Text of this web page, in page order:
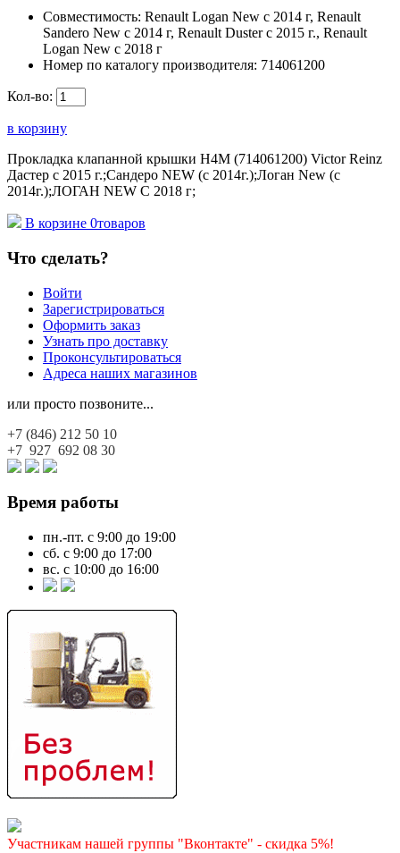
Совместимость: Renault Logan New с 2014 г, Renault
Sandero New с 2014 г, Renault Duster с 2015 г., Renault
Logan New с 2018 г
Номер по каталогу производителя: 714061200
Кол-во:
в корзину
Прокладка клапанной крышки H4M (714061200) Victor Reinz
Дастер с 2015 г.;Сандеро NEW (с 2014г.);Логан New (с
2014г.);ЛОГАН NEW С 2018 г;
В корзине 0товаров
Что сделать?
Войти
Зарегистрироваться
Оформить заказ
Узнать про доставку
Проконсультироваться
Адреса наших магазинов
или просто позвоните...
+7 (846) 212 50 10
+7 927 692 08 30
Время работы
пн.-пт. с 9:00 до 19:00
сб. с 9:00 до 17:00
вс. с 10:00 до 16:00
Участникам нашей группы "Вконтакте" - скидка 5%!